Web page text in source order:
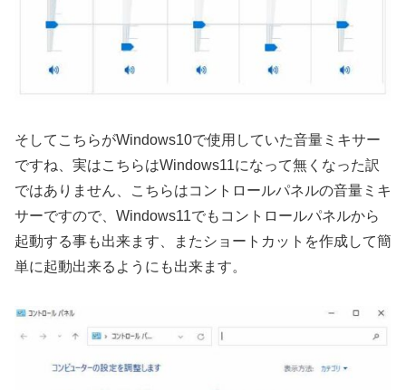
そしてこちらがWindows10で使用していた音量ミキサー
ですね、実はこちらはWindows11になって無くなった訳
ではありません、こちらはコントロールパネルの音量ミキ
サーですので、Windows11でもコントロールパネルから
起動する事も出来ます、またショートカットを作成して簡
単に起動出来るようにも出来ます。